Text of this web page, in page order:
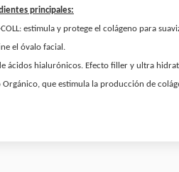
principales:
COLL: estimula y protege el colágeno para
el óvalo facial.
ácidos hialurónicos. Efecto filler y ultra
Orgánico, que estimula la producción de